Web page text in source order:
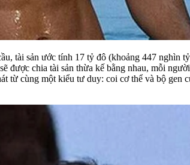
tài sản ước tính 17 tỷ đô (khoảng 447 nghìn
được chia tài sản thừa kế bằng nhau, mỗi
cùng một kiểu tư duy: coi cơ thể và bộ gen